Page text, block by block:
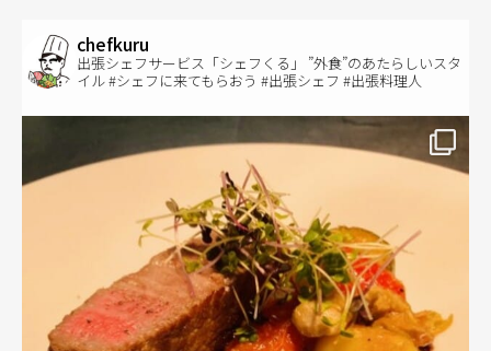
chefkuru
出張シェフサービス「シェフくる」 ”外食”のあたらしいスタ
イル #シェフに来てもらおう #出張シェフ #出張料理人